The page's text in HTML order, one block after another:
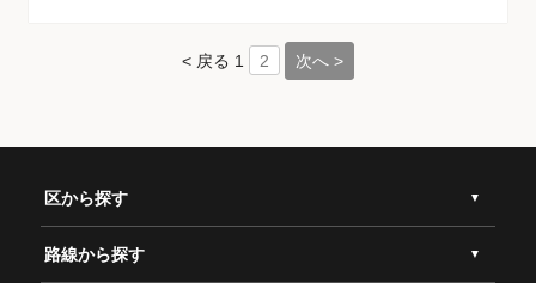
< 戻る 1 2 次へ >
区から探す
路線から探す